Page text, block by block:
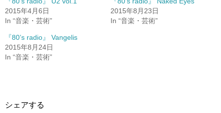
r
で
共
有
新
し
い
ウ
ィ
ま
す
る
に
は
ク
し
て
く
2015年4月6日
In “音楽・芸術”
2015年8月23日
In “音楽・芸術”
『80’s radio』 Vangelis
2015年8月24日
In “音楽・芸術”
シェアする